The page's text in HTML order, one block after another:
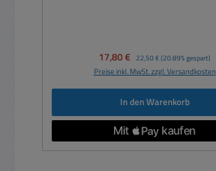
Verkaufspreis:
17,80 € Regulärer Preis:
22,50 € (20.89% gespart)
Preise inkl. MwSt. zzgl. Versandkosten
In den Warenkorb